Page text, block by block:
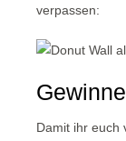
verpassen:
Damit ihr euch